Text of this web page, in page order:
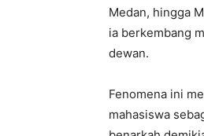
Medan, hingga
ia berkembang
dewan.
Fenomena ini
mahasiswa